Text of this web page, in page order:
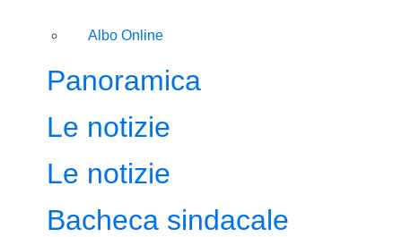
Albo Online
Panoramica
Le notizie
Le notizie
Bacheca sindacale